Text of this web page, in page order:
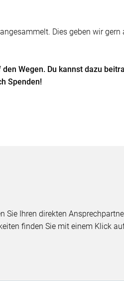
Dies geben wir
Wegen. Du kannst dazu
Spenden!
Ihren direkten
finden Sie mit einem Klick